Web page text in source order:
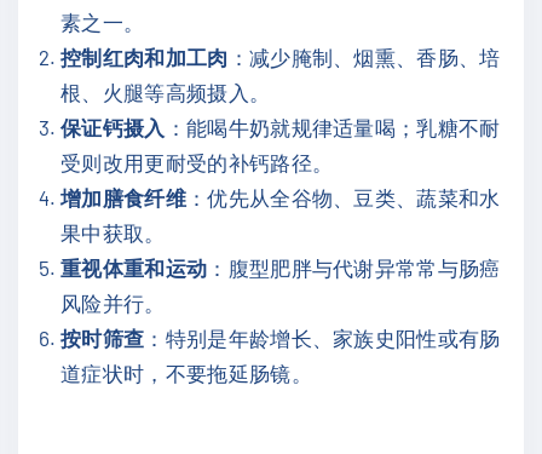
素之一。
控制红肉和加工肉 ：减少腌制、烟熏、香肠、培
根、火腿等高频摄入。
保证钙摄入 ：能喝牛奶就规律适量喝；乳糖不耐
受则改用更耐受的补钙路径。
增加膳食纤维：优先从全谷物、豆类、蔬菜和水
果中获取。
重视体重和运动 ：腹型肥胖与代谢异常常与肠癌
风险并行。
按时筛查 ：特别是年龄增长、家族史阳性或有肠
道症状时，不要拖延肠镜。